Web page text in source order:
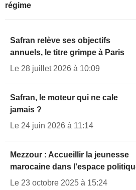
régime
Safran relève ses objectifs
annuels, le titre grimpe à Paris
Le 28 juillet 2026 à 10:09
Safran, le moteur qui ne cale
jamais ?
Le 24 juin 2026 à 11:14
Mezzour : Accueillir la jeunesse
marocaine dans l'espace
Le 23 octobre 2025 à 15:24